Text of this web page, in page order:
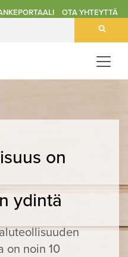
OTA YHTEYTTÄ
Avaa
on
ydintä
on noin 10